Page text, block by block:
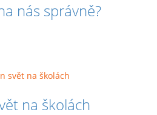
nás správně?
na školách